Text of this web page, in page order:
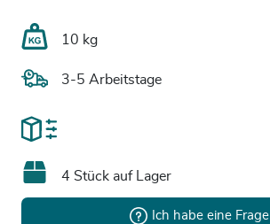
10 kg
3-5 Arbeitstage
4 Stück auf Lager
Ich habe eine Frage